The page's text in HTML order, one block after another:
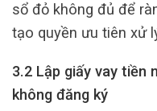
sổ đỏ không đủ để
tạo quyền ưu tiên xử
3.2 Lập giấy vay tiền
không đăng ký